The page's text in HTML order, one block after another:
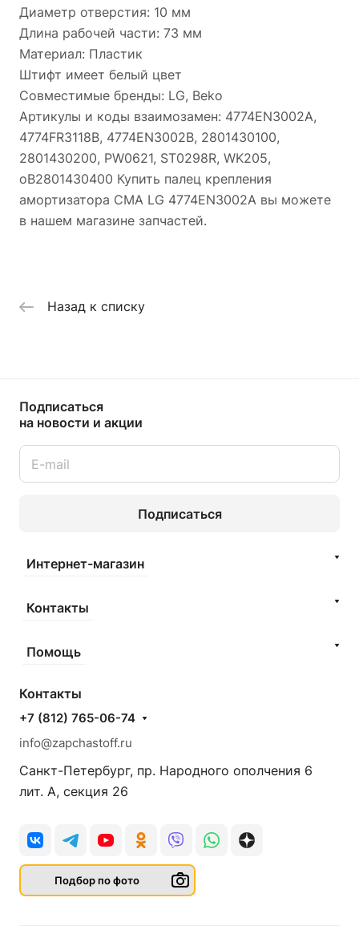
Диаметр отверстия: 10 мм
Длина рабочей части: 73 мм
Материал: Пластик
Штифт имеет белый цвет
Совместимые бренды: LG, Beko
Артикулы и коды взаимозамен: 4774EN3002A,
4774FR3118B, 4774EN3002B, 2801430100,
2801430200, PW0621, ST0298R, WK205,
oB2801430400 Купить палец крепления
амортизатора СМА LG 4774EN3002A вы можете
в нашем магазине запчастей.
Назад к списку
Подписаться
на новости и акции
Подписаться
Интернет-магазин
Контакты
Помощь
Контакты
+7 (812) 765-06-74
info@zapchastoff.ru
Санкт-Петербург, пр. Народного ополчения 6
лит. А, секция 26
Подбор по фото